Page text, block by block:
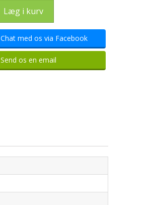
Læg i kurv
Chat med os via Facebook
Send os en email